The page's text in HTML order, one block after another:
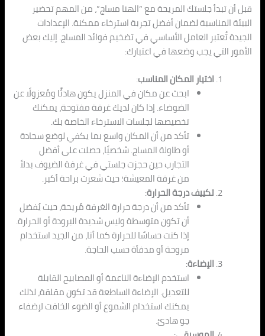
قبل أن تبدأ جلستك المريحة مع “الهنا مساج”، من المهم تحضير
البيئة المناسبة لضمان أفضل تجربة استرخاء ممكنة. الإعدادات
الجيدة تُعتبر العامل الأساسي في تضخيم فوائد المساج. إليك بعض
الأمور التي يجب وضعها في اعتبارك:
اختيار المكان المناسب:
ابحث عن مكان في المنزل يكون هادئًا ومُعزولًا عن
الضوضاء. إذا كان لديك غرفة مفتوحة، يمكنك
تخصيصها لجلسات الاسترخاء الخاصة بك.
تأكد من أن المكان واسع بما يكفي لوضع سجادة
أو طاولة المساج. شخصيًا، حصلت على أفضل
التجارب حين حجزت جلستي في غرفة الضيوف بدلاً
من غرفة المعيشة؛ حيث شعرت براحة أكبر.
تكييف درجة الحرارة:
تأكد من أن درجة حرارة الغرفة مُريحة، حيث يُفضل
أن تكون متوسطة وليس شديدة البرودة أو الحرارة.
إذا كنت حساسًا للحرارة كما أنا، من الجيد استخدام
مروحة أو مدفأة حسب الحاجة.
الإضاءة:
استخدم الإضاءة الناعمة أو المصابيح القابلة
للتعديل. الإضاءة الساطعة قد تكون مقلقة، لذلك
يمكنك استخدام الشموع أو الضوء الخافت لإضفاء
جو هادئ.